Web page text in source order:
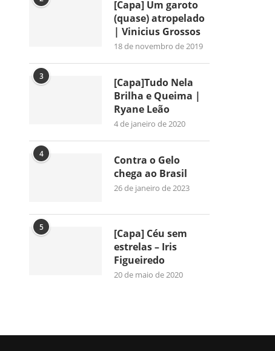
[Capa] Um garoto
(quase) atropelado
| Vinicius Grossos
18 de novembro de 2019
3
[Capa]Tudo Nela
Brilha e Queima |
Ryane Leão
4 de janeiro de 2020
4
Contra o Gelo
chega ao Brasil
26 de janeiro de 2023
5
[Capa] Céu sem
estrelas – Iris
Figueiredo
20 de maio de 2020